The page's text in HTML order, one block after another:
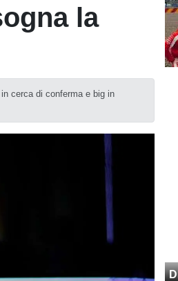
la
cerca di conferma e big in